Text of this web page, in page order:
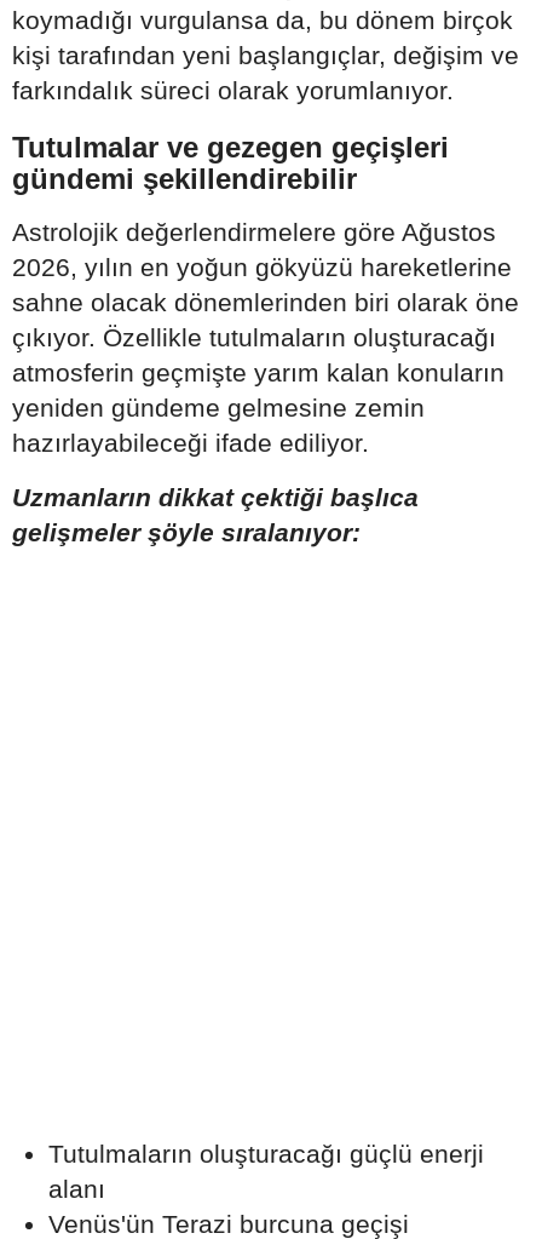
koymadığı vurgulansa da, bu dönem birçok
kişi tarafından yeni başlangıçlar, değişim ve
farkındalık süreci olarak yorumlanıyor.
Tutulmalar ve gezegen geçişleri
gündemi şekillendirebilir
Astrolojik değerlendirmelere göre Ağustos
2026, yılın en yoğun gökyüzü hareketlerine
sahne olacak dönemlerinden biri olarak öne
çıkıyor. Özellikle tutulmaların oluşturacağı
atmosferin geçmişte yarım kalan konuların
yeniden gündeme gelmesine zemin
hazırlayabileceği ifade ediliyor.
Uzmanların dikkat çektiği başlıca
gelişmeler şöyle sıralanıyor:
Tutulmaların oluşturacağı güçlü enerji
alanı
Venüs'ün Terazi burcuna geçişi